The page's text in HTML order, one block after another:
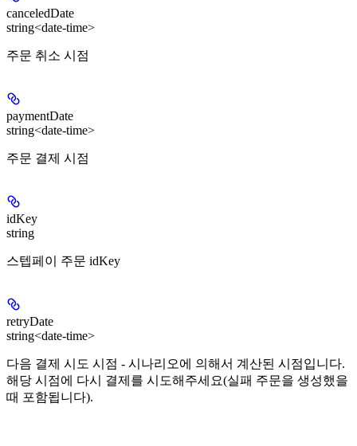
canceledDate
string<date-time>
주문 취소 시점
paymentDate
string<date-time>
주문 결제 시점
idKey
string
스텝페이 주문 idKey
retryDate
string<date-time>
다음 결제 시도 시점 - 시나리오에 의해서 계산된 시점입니다.
해당 시점에 다시 결제를 시도해주세요(실패 주문을 생성했을
때 포함됩니다).